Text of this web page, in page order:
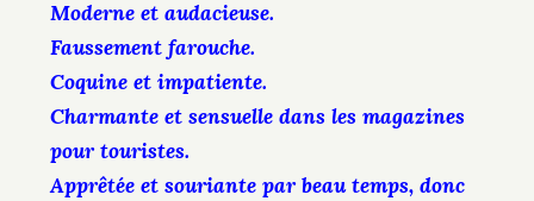
Moderne et audacieuse.
Faussement farouche.
Coquine et impatiente.
Charmante et sensuelle dans les magazines
pour touristes.
Apprêtée et souriante par beau temps, donc